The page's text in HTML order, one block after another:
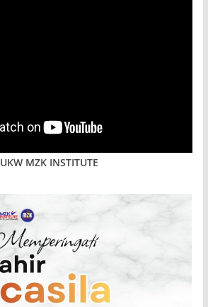
UKW MZK INSTITUTE